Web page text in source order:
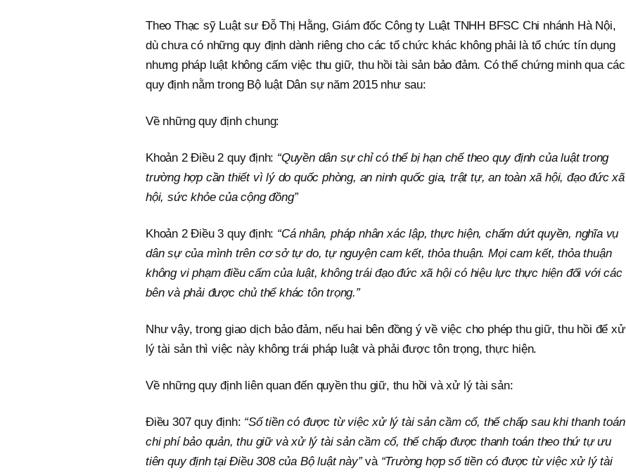
Theo Thạc sỹ Luật sư Đỗ Thị Hằng, Giám đốc Công ty Luật TNHH BFSC Chi nhánh Hà Nội,
dù chưa có những quy định dành riêng cho các tổ chức khác không phải là tổ chức tín dụng
nhưng pháp luật không cấm việc thu giữ, thu hồi tài sản bảo đảm. Có thể chứng minh qua các
quy định nằm trong Bộ luật Dân sự năm 2015 như sau:
Về những quy định chung:
Khoản 2 Điều 2 quy định: “Quyền dân sự chỉ có thể bị hạn chế theo quy định của luật trong
trường hợp cần thiết vì lý do quốc phòng, an ninh quốc gia, trật tự, an toàn xã hội, đạo đức xã
hội, sức khỏe của cộng đồng”
Khoản 2 Điều 3 quy định: “Cá nhân, pháp nhân xác lập, thực hiện, chấm dứt quyền, nghĩa vụ
dân sự của mình trên cơ sở tự do, tự nguyện cam kết, thỏa thuận. Mọi cam kết, thỏa thuận
không vi phạm điều cấm của luật, không trái đạo đức xã hội có hiệu lực thực hiện đối với các
bên và phải được chủ thể khác tôn trọng.”
Như vậy, trong giao dịch bảo đảm, nếu hai bên đồng ý về việc cho phép thu giữ, thu hồi để xử
lý tài sản thì việc này không trái pháp luật và phải được tôn trọng, thực hiện.
Về những quy định liên quan đến quyền thu giữ, thu hồi và xử lý tài sản:
Điều 307 quy định: “Số tiền có được từ việc xử lý tài sản cầm cố, thế chấp sau khi thanh toán
chi phí bảo quản, thu giữ và xử lý tài sản cầm cố, thế chấp được thanh toán theo thứ tự ưu
tiên quy định tại Điều 308 của Bộ luật này”và “Trường hợp số tiền có được từ việc xử lý tài